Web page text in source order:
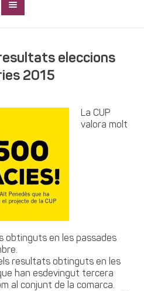
eleccions
2015
La CUP
valora molt
obtinguts en les passades
resultats obtinguts en les
han esdevingut tercera
al conjunt de la comarca.